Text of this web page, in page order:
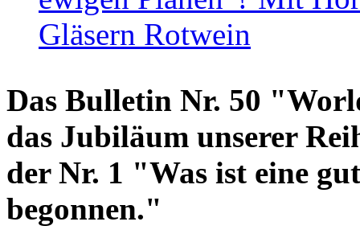
Gläsern Rotwein
Das Bulletin Nr. 50
das Jubiläum unserer
der Nr. 1 "Was ist eine
begonnen."